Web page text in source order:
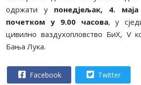
одржати у понедјељак, 4.
почетком у 9.00 часова, у
цивилно ваздухопловство БиХ, V
Бања Лука.
Facebook Twitter